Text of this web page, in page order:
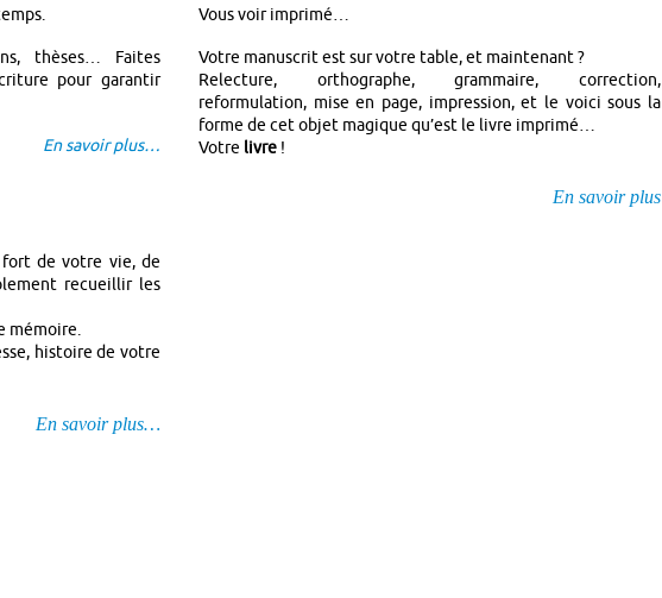
thèses… Faites
pour garantir
En savoir plus…
de votre vie, de
recueillir les
mémoire.
histoire de votre
En savoir plus…
Vous voir imprimé…
Votre manuscrit est sur votre table, et maintenant ?
Relecture, orthographe, grammaire, correction,
reformulation, mise en page, impression, et le voici sous la
forme de cet objet magique qu’est le livre imprimé…
Votre livre !
En savoir plus